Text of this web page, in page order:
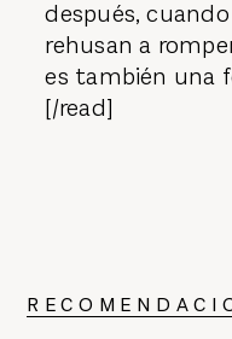
después,
rehusan a
es también una
[/read]